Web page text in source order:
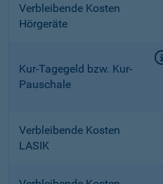
Verbleibende Kosten
Hörgeräte
Kur-Tagegeld bzw. Kur-
Pauschale
Verbleibende Kosten
LASIK